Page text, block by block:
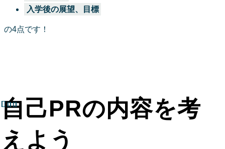
入学後の展望、目標
の4点です！
自己PRの内容を考
えよう